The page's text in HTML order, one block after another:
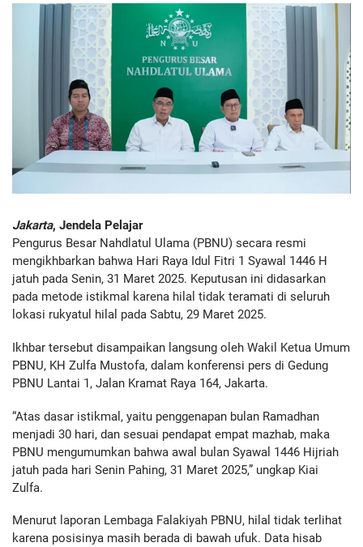
Jakarta, Jendela Pelajar
Pengurus Besar Nahdlatul Ulama (PBNU) secara resmi
mengikhbarkan bahwa Hari Raya Idul Fitri 1 Syawal 1446 H
jatuh pada Senin, 31 Maret 2025. Keputusan ini didasarkan
pada metode istikmal karena hilal tidak teramati di seluruh
lokasi rukyatul hilal pada Sabtu, 29 Maret 2025.
Ikhbar tersebut disampaikan langsung oleh Wakil Ketua Umum
PBNU, KH Zulfa Mustofa, dalam konferensi pers di Gedung
PBNU Lantai 1, Jalan Kramat Raya 164, Jakarta.
“Atas dasar istikmal, yaitu penggenapan bulan Ramadhan
menjadi 30 hari, dan sesuai pendapat empat mazhab, maka
PBNU mengumumkan bahwa awal bulan Syawal 1446 Hijriah
jatuh pada hari Senin Pahing, 31 Maret 2025,” ungkap Kiai
Zulfa.
Menurut laporan Lembaga Falakiyah PBNU, hilal tidak terlihat
karena posisinya masih berada di bawah ufuk. Data hisab